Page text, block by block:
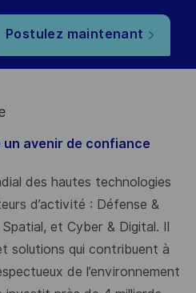
Postulez maintenant
avenir de confiance
des hautes technologies
d’activité : Défense &
et Cyber & Digital. Il
solutions qui contribuent à
de l’environnement